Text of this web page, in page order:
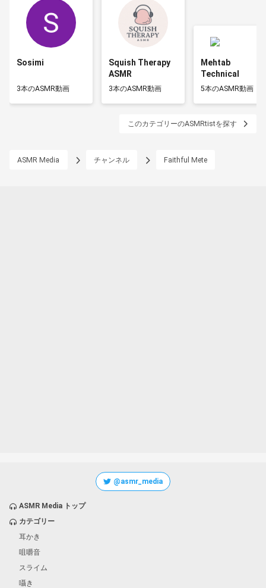
Sosimi
3本のASMR動画
Squish Therapy
ASMR
3本のASMR動画
Mehtab
Technical
5本のASMR動画
このカテゴリーのASMRtistを探す
ASMR Media チャンネル Faithful Mete
@asmr_media
ASMR Media トップ
カテゴリー
耳かき
咀嚼音
スライム
囁き